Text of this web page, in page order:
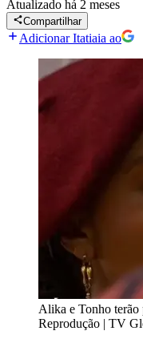
Atualizado há 2 meses
Compartilhar
Adicionar Itatiaia ao
Alika e Tonho terão
Reprodução | TV